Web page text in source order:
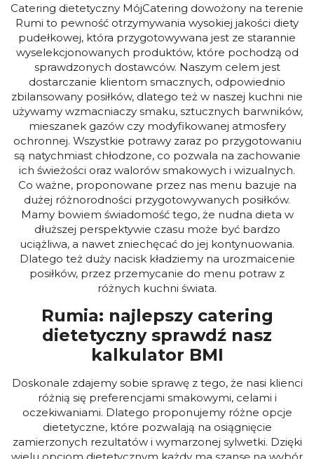
Catering dietetyczny MójCatering dowożony na terenie
Rumi to pewność otrzymywania wysokiej jakości diety
pudełkowej, która przygotowywana jest ze starannie
wyselekcjonowanych produktów, które pochodzą od
sprawdzonych dostawców. Naszym celem jest
dostarczanie klientom smacznych, odpowiednio
zbilansowany posiłków, dlatego też w naszej kuchni nie
używamy wzmacniaczy smaku, sztucznych barwników,
mieszanek gazów czy modyfikowanej atmosfery
ochronnej. Wszystkie potrawy zaraz po przygotowaniu
są natychmiast chłodzone, co pozwala na zachowanie
ich świeżości oraz walorów smakowych i wizualnych.
Co ważne, proponowane przez nas menu bazuje na
dużej różnorodności przygotowywanych posiłków.
Mamy bowiem świadomość tego, że nudna dieta w
dłuższej perspektywie czasu może być bardzo
uciążliwa, a nawet zniechęcać do jej kontynuowania.
Dlatego też duży nacisk kładziemy na urozmaicenie
posiłków, przez przemycanie do menu potraw z
różnych kuchni świata.
Rumia: najlepszy catering
dietetyczny sprawdź nasz
kalkulator BMI
Doskonale zdajemy sobie sprawę z tego, że nasi klienci
różnią się preferencjami smakowymi, celami i
oczekiwaniami. Dlatego proponujemy różne opcje
dietetyczne, które pozwalają na osiągnięcie
zamierzonych rezultatów i wymarzonej sylwetki. Dzięki
wielu opcjom dietetycznym każdy ma szansę na wybór